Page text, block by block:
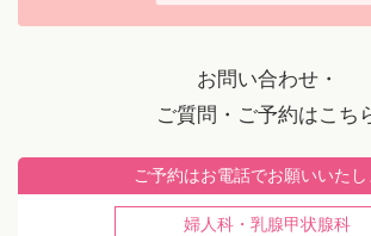
お問い合わせ・
ご質問・ご予約はこち
ご予約はお電話でお願いいたし
婦人科・乳腺甲状腺科